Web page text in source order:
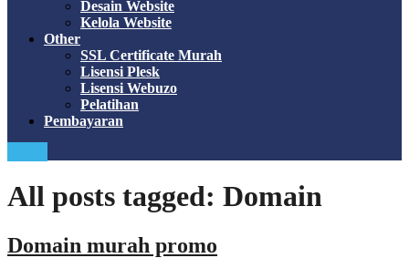
Desain Website
Kelola Website
Other
SSL Certificate Murah
Lisensi Plesk
Lisensi Webuzo
Pelatihan
Pembayaran
All posts tagged: Domain
Domain murah promo